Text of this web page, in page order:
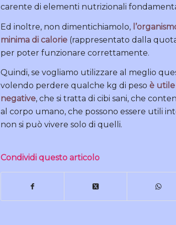
carente di elementi nutrizionali
Ed inoltre, non dimentichiamolo,
minima di calorie (rappresentato dalla
per poter funzionare correttamente.
Quindi, se vogliamo utilizzare al meglio
volendo perdere qualche kg di peso è utile
negative, che si tratta di cibi sani, che
al corpo umano, che possono essere utili
non si può vivere solo di quelli.
Condividi questo articolo